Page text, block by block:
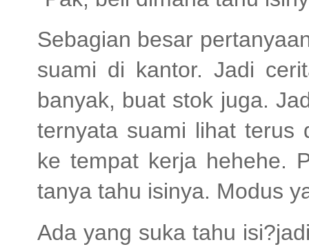
Sebagian besar
suami di kantor. Jadi
banyak, buat stok juga.
ternyata suami lihat terus
ke tempat kerja hehehe.
tanya tahu isinya. Modus
Ada yang suka tahu